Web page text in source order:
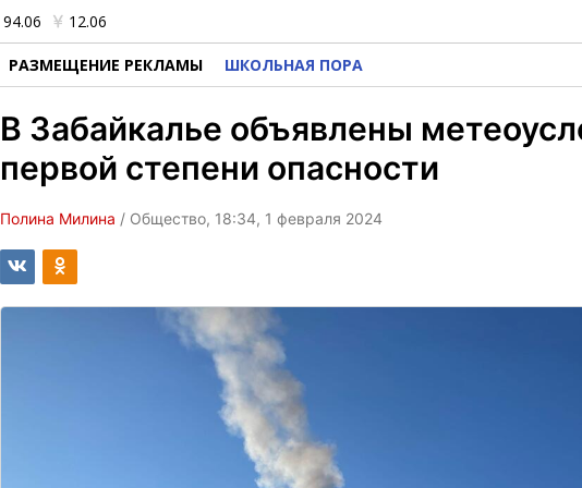
94.06 12.06
РАЗМЕЩЕНИЕ РЕКЛАМЫ ШКОЛЬНАЯ ПОРА
В Забайкалье объявлены
первой степени опасности
Полина Милина / Общество, 18:34, 1 февраля 2024